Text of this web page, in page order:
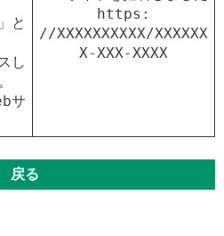
と
し
サ
https :
//XXXXXXXXXX/XXXXXX
戻る